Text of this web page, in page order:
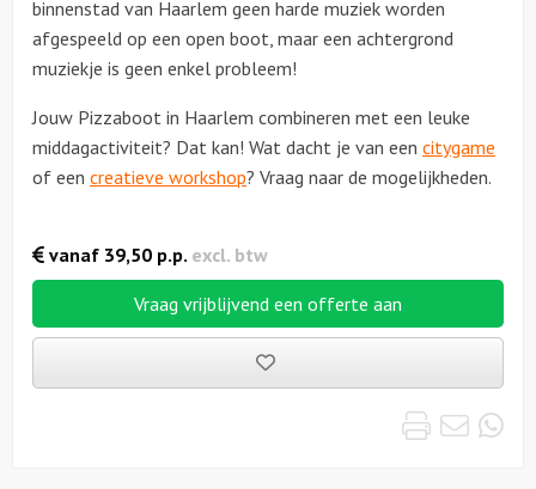
binnenstad van Haarlem geen harde muziek worden
afgespeeld op een open boot, maar een achtergrond
muziekje is geen enkel probleem!
Jouw Pizzaboot in Haarlem combineren met een leuke
middagactiviteit? Dat kan! Wat dacht je van een citygame
of een creatieve workshop? Vraag naar de mogelijkheden.
Vraag vrijblijvend een offerte aan
uitjes
vanaf 39,50 p.p. excl. btw
Print